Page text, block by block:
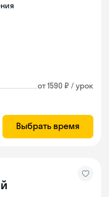
от 1590 ₽ / урок
Выбрать время